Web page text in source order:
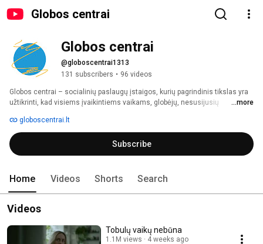
Globos centrai
Globos centrai
@globoscentrai1313
131 subscribers • 96 videos
Globos centrai – socialinių paslaugų įstaigos, kurių pagrindinis tikslas yra
užtikrinti, kad visiems įvaikintiems vaikams, globėjų, nesusijusių
vaikams, budinčių globotojų prižiūrimiems vaikams bei budintiems
globotojams, globėjams, nesusijusiems giminystės ryšiais, globėjams
giminaičiams, įtėviams ar asmenims, ketinantiems jais tapti, būtų
prieinama ir suteikiama reikalinga konsultacinė, psichosocialinė, teisinė ir
aplinkoje.
...more
globoscentrai.lt
Subscribe
Home Videos Shorts Search
Videos
Tobulų vaikų nebūna
1.1M views 4 weeks ago